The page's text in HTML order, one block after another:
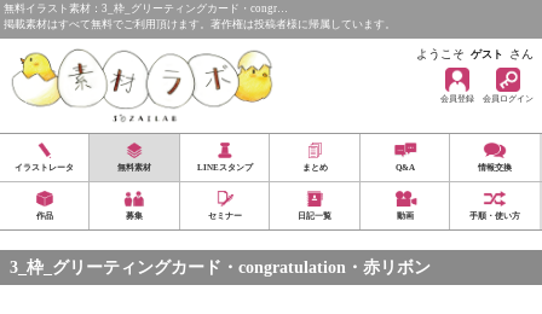
無料イラスト素材：3_枠_グリーティングカード・congr…
掲載素材はすべて無料でご利用頂けます。著作権は投稿者様に帰属しています。
ようこそ ゲスト さん
会員登録 会員ログイン
イラストレータ 無料素材 LINEスタンプ まとめ Q&A 情報交換
作品 募集 セミナー 日記一覧 動画 手順・使い方
3_枠_グリーティングカード・congratulation・赤リボン